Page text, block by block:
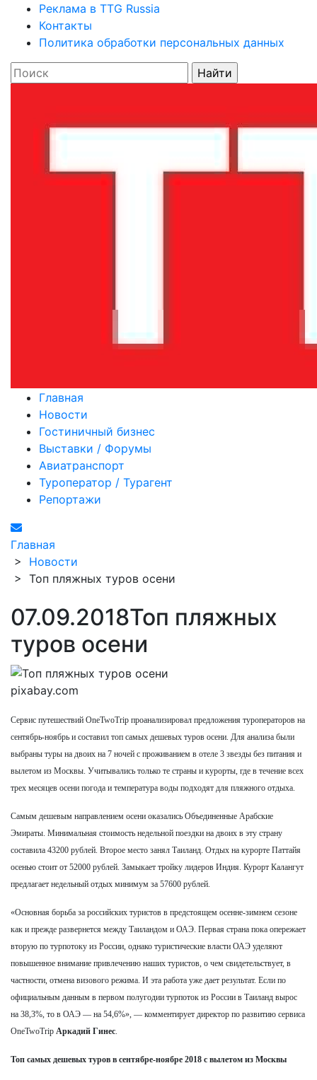
Реклама в TTG Russia
Контакты
Политика обработки персональных данных
Главная
Новости
Гостиничный бизнес
Выставки / Форумы
Авиатранспорт
Туроператор / Турагент
Репортажи
Главная
> Новости
> Топ пляжных туров осени
07.09.2018Топ пляжных
туров осени
pixabay.com
Сервис путешествий OneTwoTrip проанализировал предложения туроператоров на
сентябрь-ноябрь и составил топ самых дешевых туров осени. Для анализа были
выбраны туры на двоих на 7 ночей с проживанием в отеле 3 звезды без питания и
вылетом из Москвы. Учитывались только те страны и курорты, где в течение всех
трех месяцев осени погода и температура воды подходят для пляжного отдыха.
Самым дешевым направлением осени оказались Объединенные Арабские
Эмираты. Минимальная стоимость недельной поездки на двоих в эту страну
составила 43200 рублей. Второе место занял Таиланд. Отдых на курорте Паттайя
осенью стоит от 52000 рублей. Замыкает тройку лидеров Индия. Курорт Калангут
предлагает недельный отдых минимум за 57600 рублей.
«Основная борьба за российских туристов в предстоящем осенне-зимнем сезоне
как и прежде развернется между Таиландом и ОАЭ. Первая страна пока опережает
вторую по турпотоку из России, однако туристические власти ОАЭ уделяют
повышенное внимание привлечению наших туристов, о чем свидетельствует, в
частности, отмена визового режима. И эта работа уже дает результат. Если по
официальным данным в первом полугодии турпоток из России в Таиланд вырос
на 38,3%, то в ОАЭ — на 54,6%», — комментирует директор по развитию сервиса
OneTwoTrip Аркадий Гинес
Топ самых дешевых туров в сентябре-ноябре 2018 с вылетом из Москвы